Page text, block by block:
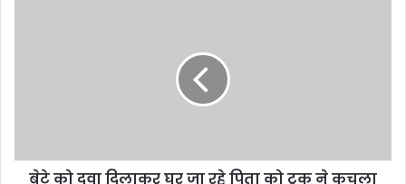
बेटे को दवा दिलाकर घर जा रहे पिता को ट्रक ने कुचला